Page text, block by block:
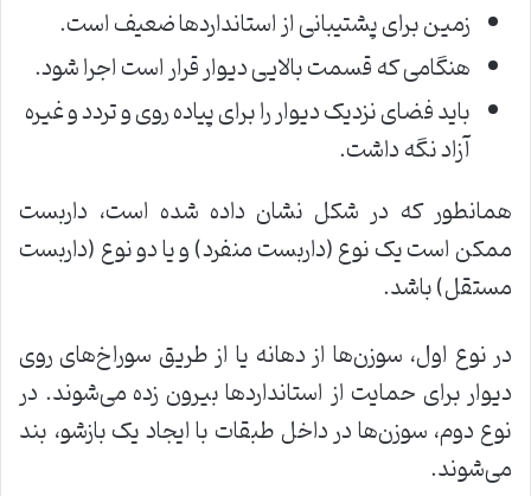
زمین برای پشتیبانی از استانداردها ضعیف است.
هنگامی که قسمت بالایی دیوار قرار است اجرا شود.
باید فضای نزدیک دیوار را برای پیاده روی و تردد و غیره
آزاد نگه داشت.
همانطور که در شکل نشان داده شده است، داربست
ممکن است یک نوع (داربست منفرد) و یا دو نوع (داربست
مستقل) باشد.
در نوع اول، سوزن‌ها از دهانه یا از طریق سوراخ‌های روی
دیوار برای حمایت از استانداردها بیرون زده می‌شوند. در
نوع دوم، سوزن‌ها در داخل طبقات با ایجاد یک بازشو، بند
می‌شوند.